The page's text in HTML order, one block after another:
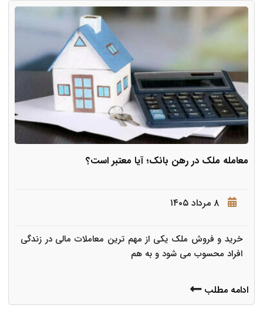
معامله ملک در رهن بانک؛ آیا معتبر است؟
۸ مرداد ۱۴۰۵
خرید و فروش ملک یکی از مهم ترین معاملات مالی در زندگی
افراد محسوب می شود و به هم
ادامه مطلب